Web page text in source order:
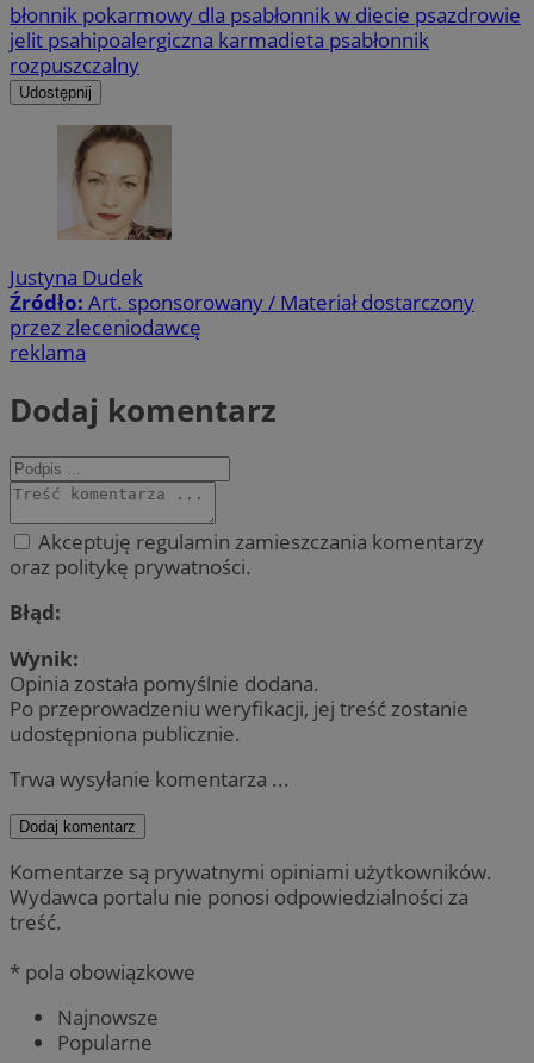
błonnik pokarmowy dla psabłonnik w diecie psazdrowie
jelit psahipoalergiczna karmadieta psabłonnik
rozpuszczalny
Udostępnij
Justyna Dudek
Źródło: Art. sponsorowany / Materiał dostarczony
przez zleceniodawcę
reklama
Dodaj komentarz
Akceptuję regulamin zamieszczania komentarzy
oraz politykę prywatności.
Błąd:
Wynik:
Opinia została pomyślnie dodana.
Po przeprowadzeniu weryfikacji, jej treść zostanie
udostępniona publicznie.
Trwa wysyłanie komentarza ...
Dodaj komentarz
Komentarze są prywatnymi opiniami użytkowników.
Wydawca portalu nie ponosi odpowiedzialności za
treść.
* pola obowiązkowe
Najnowsze
Popularne